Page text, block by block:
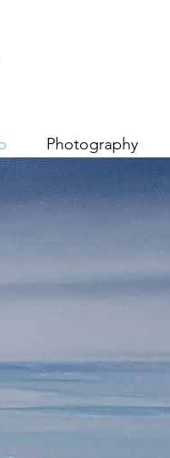
Photography
beso el cielo. - Jimi